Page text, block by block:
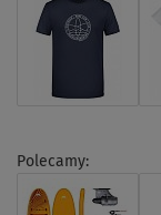
Polecamy: